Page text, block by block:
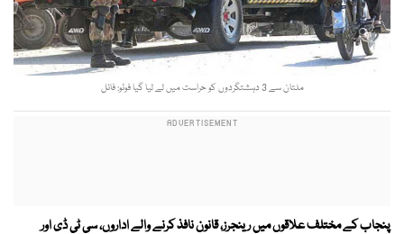
ملتان سے 3 دہشتگردوں کو حراست میں لے لیا گیا فوٹو: فائل
پنجاب کے مختلف علاقوں میں رینجرز، قانون نافذ کرنے والے اداروں، سی ٹی ڈی اور